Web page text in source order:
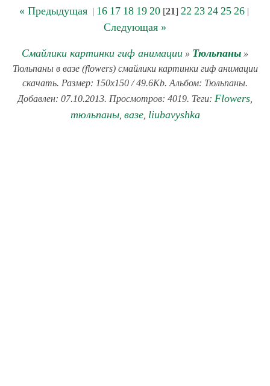
« Предыдущая| 16 17 18 19 20[21] 22 23 24 25 26|
Следующая »
Смайлики картинки гиф анимации » Тюльпаны »
Тюльпаны в вазе (flowers) смайлики картинки гиф анимации
скачать. Размер: 150x150 / 49.6Kb. Альбом: Тюльпаны.
Добавлен: 07.10.2013. Просмотров: 4019. Теги: Flowers
тюльпаны, вазе, liubavyshka